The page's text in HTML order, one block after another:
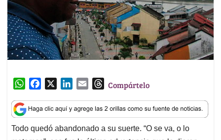
W
a
t
s
c
e
b
n
k
e
a
i
l
T
r
e
a
Compártelo
Todo quedó abandonado a su suerte. “O se va, o lo